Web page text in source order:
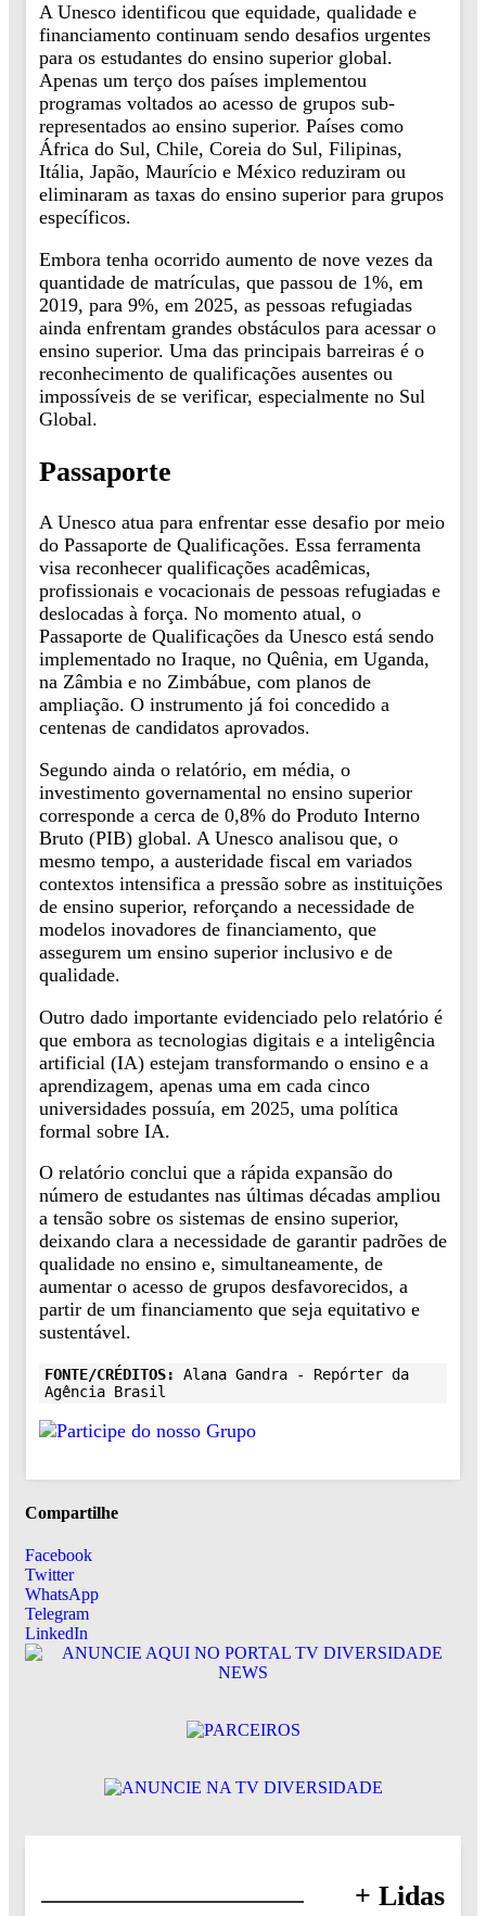
A Unesco identificou que equidade, qualidade e
financiamento continuam sendo desafios urgentes
para os estudantes do ensino superior global.
Apenas um terço dos países implementou
programas voltados ao acesso de grupos sub-
representados ao ensino superior. Países como
África do Sul, Chile, Coreia do Sul, Filipinas,
Itália, Japão, Maurício e México reduziram ou
eliminaram as taxas do ensino superior para grupos
específicos.
Embora tenha ocorrido aumento de nove vezes da
quantidade de matrículas, que passou de 1%, em
2019, para 9%, em 2025, as pessoas refugiadas
ainda enfrentam grandes obstáculos para acessar o
ensino superior. Uma das principais barreiras é o
reconhecimento de qualificações ausentes ou
impossíveis de se verificar, especialmente no Sul
Global.
Passaporte
A Unesco atua para enfrentar esse desafio por meio
do Passaporte de Qualificações. Essa ferramenta
visa reconhecer qualificações acadêmicas,
profissionais e vocacionais de pessoas refugiadas e
deslocadas à força. No momento atual, o
Passaporte de Qualificações da Unesco está sendo
implementado no Iraque, no Quênia, em Uganda,
na Zâmbia e no Zimbábue, com planos de
ampliação. O instrumento já foi concedido a
centenas de candidatos aprovados.
Segundo ainda o relatório, em média, o
investimento governamental no ensino superior
corresponde a cerca de 0,8% do Produto Interno
Bruto (PIB) global. A Unesco analisou que, o
mesmo tempo, a austeridade fiscal em variados
contextos intensifica a pressão sobre as instituições
de ensino superior, reforçando a necessidade de
modelos inovadores de financiamento, que
assegurem um ensino superior inclusivo e de
qualidade.
Outro dado importante evidenciado pelo relatório é
que embora as tecnologias digitais e a inteligência
artificial (IA) estejam transformando o ensino e a
aprendizagem, apenas uma em cada cinco
universidades possuía, em 2025, uma política
formal sobre IA.
O relatório conclui que a rápida expansão do
número de estudantes nas últimas décadas ampliou
a tensão sobre os sistemas de ensino superior,
deixando clara a necessidade de garantir padrões de
qualidade no ensino e, simultaneamente, de
aumentar o acesso de grupos desfavorecidos, a
partir de um financiamento que seja equitativo e
sustentável.
FONTE/CRÉDITOS:
Alana Gandra - Repórter da
Agência Brasil
Compartilhe
Facebook
Twitter
WhatsApp
Telegram
LinkedIn
+ Lidas